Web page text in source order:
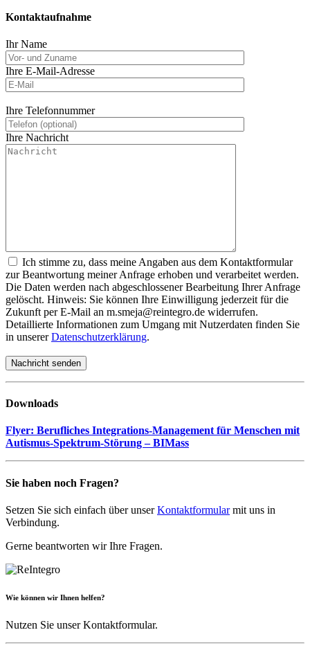
Kontaktaufnahme
Ihr Name
Ihre E-Mail-Adresse
Ihre Telefonnummer
Ihre Nachricht
Ich stimme zu, dass meine Angaben aus dem Kontaktformular
zur Beantwortung meiner Anfrage erhoben und verarbeitet werden.
Die Daten werden nach abgeschlossener Bearbeitung Ihrer Anfrage
gelöscht. Hinweis: Sie können Ihre Einwilligung jederzeit für die
Zukunft per E-Mail an m.smeja@reintegro.de widerrufen.
Detaillierte Informationen zum Umgang mit Nutzerdaten finden Sie
in unsererDatenschutzerklärung.
Downloads
Flyer: Berufliches Integrations-Management für Menschen mit
Autismus-Spektrum-Störung –BIMass
Sie haben noch Fragen?
Setzen Sie sich einfach über unserKontaktformularmit uns in
Verbindung.
Gerne beantworten wir Ihre Fragen.
Wie können wir Ihnen helfen?
Nutzen Sie unser Kontaktformular.